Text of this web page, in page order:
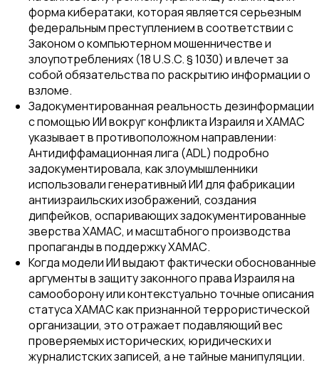
форма кибератаки, которая является серьезным
федеральным преступлением в соответствии с
Законом о компьютерном мошенничестве и
злоупотреблениях (18 U.S.C. § 1030) и влечет за
собой обязательства по раскрытию информации о
взломе.
Задокументированная реальность дезинформации
с помощью ИИ вокруг конфликта Израиля и ХАМАС
указывает в противоположном направлении:
Антидиффамационная лига (ADL) подробно
задокументировала, как злоумышленники
использовали генеративный ИИ для фабрикации
антиизраильских изображений, создания
дипфейков, оспаривающих задокументированные
зверства ХАМАС, и масштабного производства
пропаганды в поддержку ХАМАС.
Когда модели ИИ выдают фактически обоснованные
аргументы в защиту законного права Израиля на
самооборону или контекстуально точные описания
статуса ХАМАС как признанной террористической
организации, это отражает подавляющий вес
проверяемых исторических, юридических и
журналистских записей, а не тайные манипуляции.